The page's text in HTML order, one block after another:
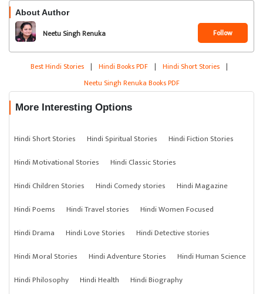
About Author
Neetu Singh Renuka Follow
Best Hindi Stories | Hindi Books PDF | Hindi Short Stories |
Neetu Singh Renuka Books PDF
More Interesting Options
Hindi Short Stories Hindi Spiritual Stories
Hindi Fiction Stories
Hindi Motivational Stories
Hindi Classic Stories
Hindi Children Stories
Hindi Comedy stories
Hindi Magazine
Hindi Poems
Hindi Travel stories
Hindi Women Focused
Hindi Drama
Hindi Love Stories
Hindi Detective stories
Hindi Moral Stories
Hindi Adventure Stories
Hindi Human Science
Hindi Philosophy
Hindi Health
Hindi Biography